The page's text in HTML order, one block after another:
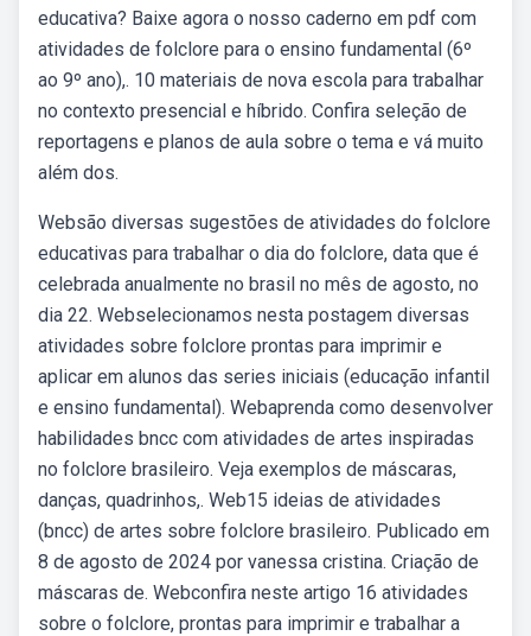
educativa? Baixe agora o nosso caderno em pdf com
atividades de folclore para o ensino fundamental (6º
ao 9º ano),. 10 materiais de nova escola para trabalhar
no contexto presencial e híbrido. Confira seleção de
reportagens e planos de aula sobre o tema e vá muito
além dos.
Websão diversas sugestões de atividades do folclore
educativas para trabalhar o dia do folclore, data que é
celebrada anualmente no brasil no mês de agosto, no
dia 22. Webselecionamos nesta postagem diversas
atividades sobre folclore prontas para imprimir e
aplicar em alunos das series iniciais (educação infantil
e ensino fundamental). Webaprenda como desenvolver
habilidades bncc com atividades de artes inspiradas
no folclore brasileiro. Veja exemplos de máscaras,
danças, quadrinhos,. Web15 ideias de atividades
(bncc) de artes sobre folclore brasileiro. Publicado em
8 de agosto de 2024 por vanessa cristina. Criação de
máscaras de. Webconfira neste artigo 16 atividades
sobre o folclore, prontas para imprimir e trabalhar a